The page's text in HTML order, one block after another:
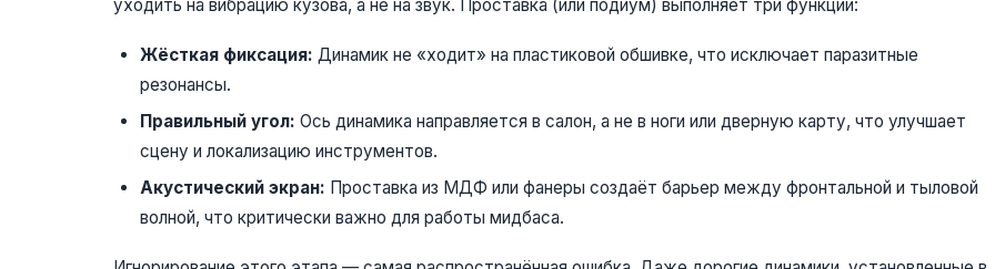
уходить на вибрацию кузова, а не на звук. Проставка (или подиум) выполняет три функции:
Жёсткая фиксация: Динамик не «ходит» на пластиковой обшивке, что исключает паразитные
резонансы.
Правильный угол: Ось динамика направляется в салон, а не в ноги или дверную карту, что улучшает
сцену и локализацию инструментов.
Акустический экран: Проставка из МДФ или фанеры создаёт барьер между фронтальной и тыловой
волной, что критически важно для работы мидбаса.